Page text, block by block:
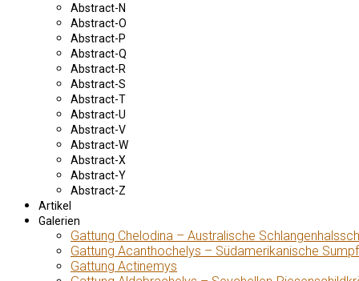
Abstract-N
Abstract-O
Abstract-P
Abstract-Q
Abstract-R
Abstract-S
Abstract-T
Abstract-U
Abstract-V
Abstract-W
Abstract-X
Abstract-Y
Abstract-Z
Artikel
Galerien
Gattung Chelodina – Australische
Gattung Acanthochelys – Südamerikanische
Gattung Actinemys